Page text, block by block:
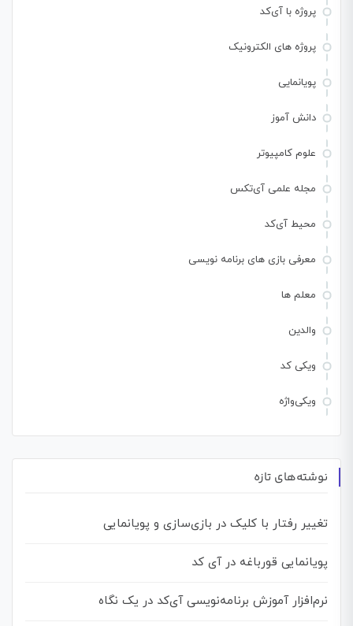
پروژه با آی‌کد
پروژه های الکترونیک
پویانمایی
دانش آموز
علوم کامپیوتر
مجله علمی آی‌تکس
محیط آی‌کد
معرفی بازی های برنامه نویسی
معلم ها
والدین
ویکی کد
ویکی‌واژه
نوشته‌های تازه
تغییر رفتار با کلیک در بازی‌سازی و پویانمایی
پویانمایی قورباغه در آی کد
نرم‌افزار آموزش برنامه‌نویسی آی‌کد در یک نگاه